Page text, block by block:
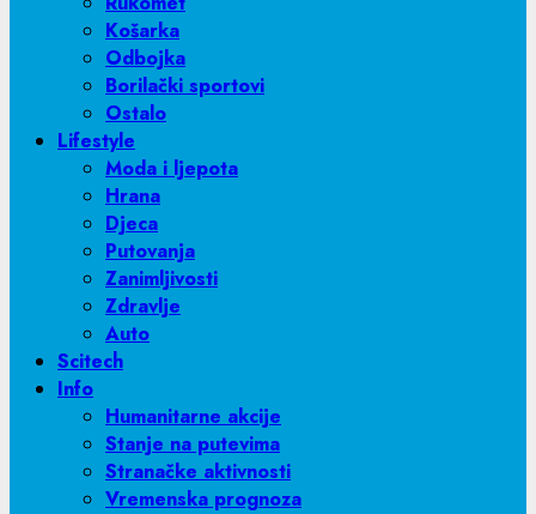
Košarka
Odbojka
Borilački sportovi
Ostalo
Lifestyle
Moda i ljepota
Hrana
Djeca
Putovanja
Zanimljivosti
Zdravlje
Auto
Scitech
Info
Humanitarne akcije
Stanje na putevima
Stranačke aktivnosti
Vremenska prognoza